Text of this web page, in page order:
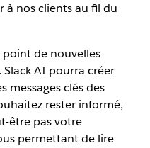
à nos clients au fil du
de nouvelles
AI pourra créer
messages clés des
rester informé,
être pas votre
permettant de lire